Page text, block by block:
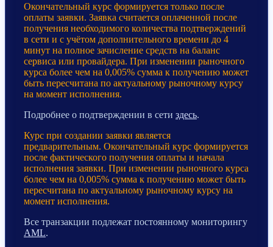
Окончательный курс формируется только после
оплаты заявки. Заявка считается оплаченной после
получения необходимого количества подтверждений
в сети и с учётом дополнительного времени до 4
минут на полное зачисление средств на баланс
сервиса или провайдера. При изменении рыночного
курса более чем на 0,005% сумма к получению может
быть пересчитана по актуальному рыночному курсу
на момент исполнения.
Подробнее о подтверждении в сети здесь.
Курс при создании заявки является
предварительным. Окончательный курс формируется
после фактического получения оплаты и начала
исполнения заявки. При изменении рыночного курса
более чем на 0,005% сумма к получению может быть
пересчитана по актуальному рыночному курсу на
момент исполнения.
Все транзакции подлежат постоянному мониторингу
AML.